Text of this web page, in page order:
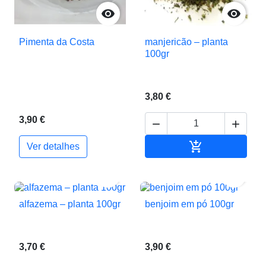

Pimenta da Costa
3,90 €
Ver detalhes

manjericão – planta
100gr
3,80 €
 

alfazema – planta 100gr
3,70 €
benjoim em pó 100gr
3,90 €